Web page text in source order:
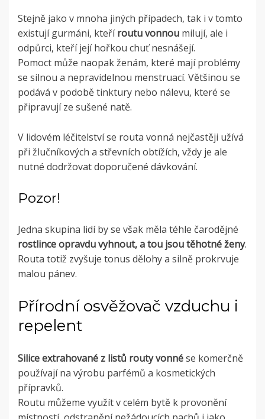
Stejně jako v mnoha jiných případech, tak i v tomto
existují gurmáni, kteříroutu vonnou milují, ale i
odpůrci, kteří její hořkou chuť nesnášejí.
Pomoct může naopak ženám, které mají problémy
se silnou a nepravidelnou menstruací. Většinou se
podává v podobě tinktury nebo nálevu, které se
připravují ze sušené natě.
V lidovém léčitelství se routa vonná nejčastěji užívá
při žlučníkových a střevních obtížích, vždy je ale
nutné dodržovat doporučené dávkování.
Pozor!
Jedna skupina lidí by se však měla téhle čarodějné
rostlince opravdu vyhnout, a tou jsou těhotné ženy.
Routa totiž zvyšuje tonus dělohy a silně prokrvuje
malou pánev.
Přírodní osvěžovač vzduchu i
repelent
Silice extrahované z listů routy vonnése komerčně
používají na výrobu parfémů a kosmetických
přípravků.
Routu můžeme využít v celém bytě k provonění